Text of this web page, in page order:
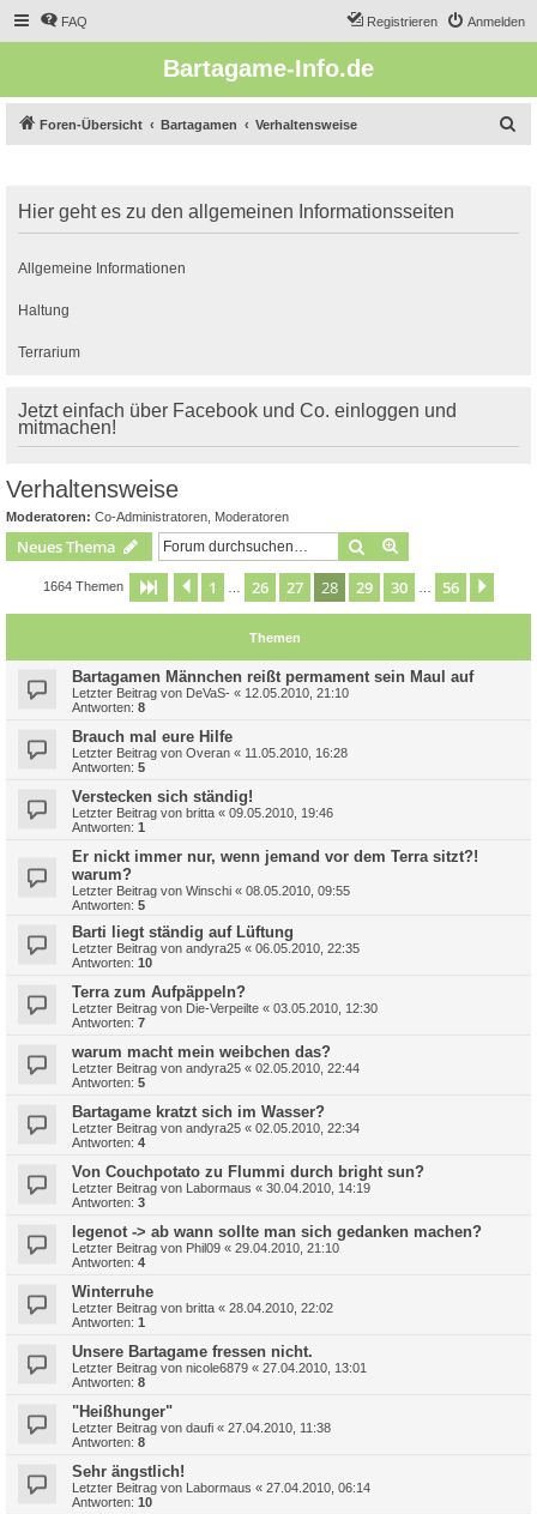
FAQ Anmelden
Registrieren
Bartagame-Info.de
Foren-Übersicht Bartagamen Verhaltensweise
e
Hier geht es zu den allgemeinen Informationsseiten
Allgemeine Informationen
Haltung
Terrarium
Jetzt einfach über Facebook und Co. einloggen und
mitmachen!
Verhaltensweise
Moderatoren: Co-Administratoren Moderatoren
Neues Thema Suche
1664 Themen Seite 28 von56
Vorherige
1 26 27 28 29 30 56
Themen
Bartagamen Männchen reißt permament sein Maul auf
Letzter Beitrag von DeVaS- « 12.05.2010, 21:10
Antworten: 8
Brauch mal eure Hilfe
Letzter Beitrag von Overan « 11.05.2010, 16:28
Antworten: 5
Verstecken sich ständig!
Letzter Beitrag von britta « 09.05.2010, 19:46
Antworten: 1
Er nickt immer nur, wenn jemand vor dem Terra sitzt?!
warum?
Letzter Beitrag von Winschi « 08.05.2010, 09:55
Antworten: 5
Barti liegt ständig auf Lüftung
Letzter Beitrag von andyra25 « 06.05.2010, 22:35
Antworten: 10
Terra zum Aufpäppeln?
Letzter Beitrag von Die-Verpeilte « 03.05.2010, 12:30
Antworten: 7
warum macht mein weibchen das?
Letzter Beitrag von andyra25 « 02.05.2010, 22:44
Antworten: 5
Bartagame kratzt sich im Wasser?
Letzter Beitrag von andyra25 « 02.05.2010, 22:34
Antworten: 4
Von Couchpotato zu Flummi durch bright sun?
Letzter Beitrag von Labormaus « 30.04.2010, 14:19
Antworten: 3
legenot -> ab wann sollte man sich gedanken machen?
Letzter Beitrag von Phil09 « 29.04.2010, 21:10
Antworten: 4
Winterruhe
Letzter Beitrag von britta « 28.04.2010, 22:02
Antworten: 1
Unsere Bartagame fressen nicht.
Letzter Beitrag von nicole6879 « 27.04.2010, 13:01
Antworten: 8
"Heißhunger"
Letzter Beitrag von daufi « 27.04.2010, 11:38
Antworten: 8
Sehr ängstlich!
Letzter Beitrag von Labormaus « 27.04.2010, 06:14
Antworten: 10